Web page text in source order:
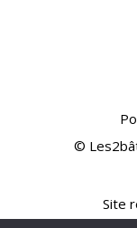
©
Site